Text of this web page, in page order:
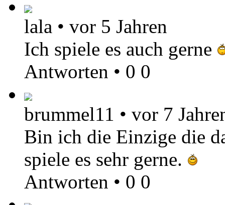
lala • vor 5 Jahren
Ich spiele es auch gerne
Antworten • 0 0
brummel11 • vor 7
Bin ich die Einzige die
spiele es sehr gerne.
Antworten • 0 0